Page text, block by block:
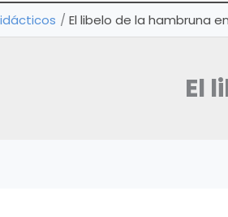
El libelo de la hambruna
El